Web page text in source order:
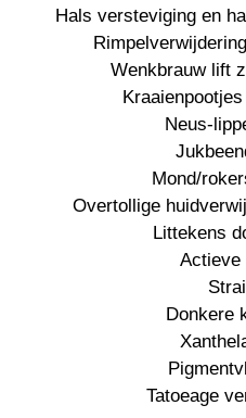
Hals versteviging en
Wenkbrauw lift
Neus-
Mond/
Overtollige
Littekens
Actieve
Donkere
Tatoeage